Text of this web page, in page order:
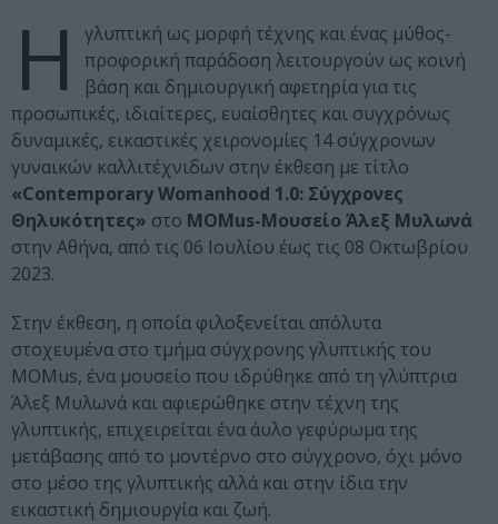
Η
γλυπτική ως μορφή τέχνης και ένας μύθος-
προφορική παράδοση λειτουργούν ως κοινή
βάση και δημιουργική αφετηρία για τις
προσωπικές, ιδιαίτερες, ευαίσθητες και συγχρόνως
δυναμικές, εικαστικές χειρονομίες 14 σύγχρονων
γυναικών καλλιτέχνιδων στην έκθεση με τίτλο
«Contemporary Womanhood 1.0: Σύγχρονες
Θηλυκότητες» στο MOMus-Μουσείο Άλεξ Μυλωνά
στην Αθήνα, από τις 06 Ιουλίου έως τις 08 Οκτωβρίου
2023.
Στην έκθεση, η οποία φιλοξενείται απόλυτα
στοχευμένα στο τμήμα σύγχρονης γλυπτικής του
MOMus, ένα μουσείο που ιδρύθηκε από τη γλύπτρια
Άλεξ Μυλωνά και αφιερώθηκε στην τέχνη της
γλυπτικής, επιχειρείται ένα άυλο γεφύρωμα της
μετάβασης από το μοντέρνο στο σύγχρονο, όχι μόνο
στο μέσο της γλυπτικής αλλά και στην ίδια την
εικαστική δημιουργία και ζωή.